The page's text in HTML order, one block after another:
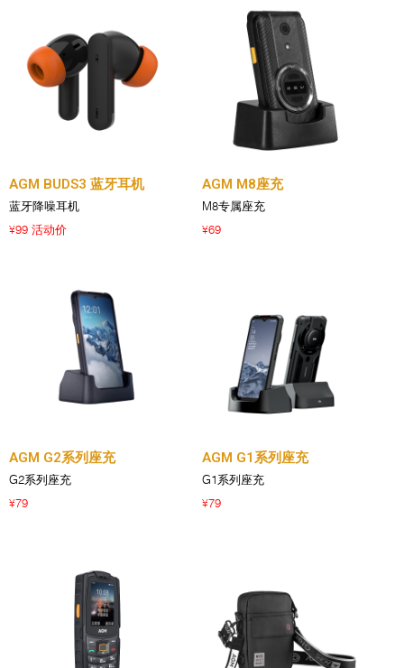
AGM BUDS3 蓝牙耳机
蓝牙降噪耳机
¥99 活动价
AGM M8座充
M8专属座充
¥69
AGM G2系列座充
G2系列座充
¥79
AGM G1系列座充
G1系列座充
¥79